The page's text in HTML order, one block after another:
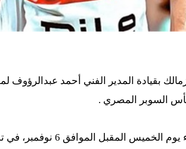
بقيادة المدير الفني أحمد
السوبر المصري .
ويقام اللقاء يوم